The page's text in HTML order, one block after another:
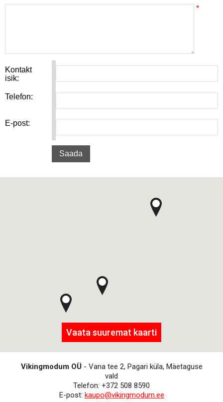
*
Kontakt
isik:
Telefon:
E-post:
Vaata suuremat kaarti
Vikingmodum OÜ- Vana tee 2, Pagari küla, Mäetaguse
vald
Telefon: +372 508 8590
E-post: kaupo@vikingmodum.ee